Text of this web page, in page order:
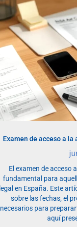
Examen de acceso a
El examen de acceso
fundamental para
legal en España. Este
sobre las fechas, el
necesarios para
aquí